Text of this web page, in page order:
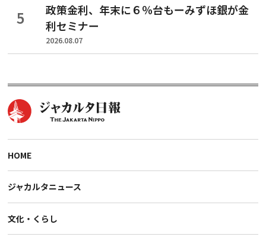
政策金利、年末に６％台もーみずほ銀が金
利セミナー
2026.08.07
HOME
ジャカルタニュース
文化・くらし